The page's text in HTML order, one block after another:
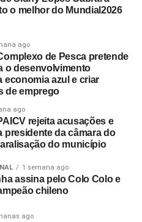
o melhor do Mundial2026
ago
de Pesca pretende
o desenvolvimento
economia azul e criar
de emprego
ago
rejeita acusações e
presidente da câmara do
do município
1 semana ago
assina pelo Colo Colo e
chileno
ago